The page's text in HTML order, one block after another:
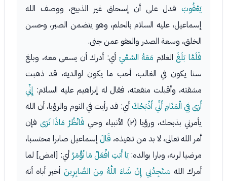
يَعْقُوبَ فدل على أن إسحاق غير الذبيح، ووصف الله
إسماعيل، عليه السلام بالحلم، وهو يتضمن الصبر، وحسن
الخلق، وسعة الصدر والعفو عمن جنى.
فَلَمَّا بَلَغَالغلام مَعَهُ السَّعْيَ أي: أدرك أن يسعى معه، وبلغ
سنا يكون في الغالب، أحب ما يكون لوالديه، قد ذهبت
مشقته، وأقبلت منفعته، فقال له إبراهيم عليه السلام: إِنِّي
أَرَى فِي الْمَنَامِ أَنِّي أَذْبَحُكَأي: قد رأيت في النوم والرؤيا، أن الله
يأمرني بذبحك، ورؤيا (٢) الأنبياء وحي
فَانْظُرْ مَاذَا تَرَى فإن
أمر الله تعالى، لا بد من تنفيذه، قَالَإسماعيل صابرا محتسبا،
مرضيا لربه، وبارا بوالده: يَا أَبَتِ افْعَلْ مَا تُؤْمَرُ أي: [امض] لما
أمرك الله سَتَجِدُنِي إِنْ شَاءَ اللَّهُ مِنَ الصَّابِرِينَ أخبر أباه أنه